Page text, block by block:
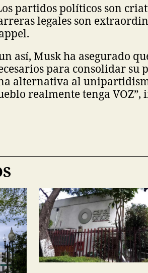
partidos políticos son
legales son
así, Musk ha asegurado
para consolidar su
alternativa al
realmente tenga VOZ”,